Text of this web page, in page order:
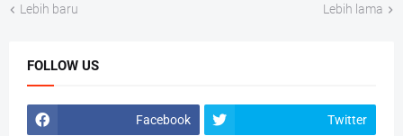
Lebih baru Lebih lama
FOLLOW US
Facebook Twitter